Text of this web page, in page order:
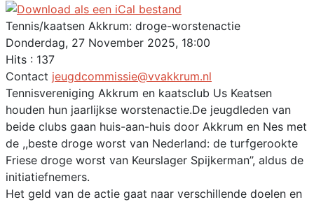
Tennis/kaatsen Akkrum: droge-worstenactie
Donderdag, 27 November 2025, 18:00
Hits : 137
Contact jeugdcommissie@vvakkrum.nl
Tennisvereniging Akkrum en kaatsclub Us Keatsen
houden hun jaarlijkse worstenactie.De jeugdleden van
beide clubs gaan huis-aan-huis door Akkrum en Nes met
de ,,beste droge worst van Nederland: de turfgerookte
Friese droge worst van Keurslager Spijkerman’’, aldus de
initiatiefnemers.
Het geld van de actie gaat naar verschillende doelen en